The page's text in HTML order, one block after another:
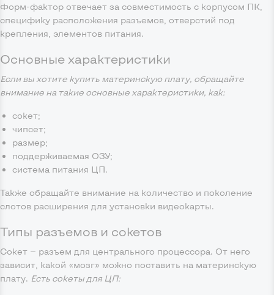
Форм-фактор отвечает за совместимость с корпусом ПК,
специфику расположения разъемов, отверстий под
крепления, элементов питания.
Основные характеристики
Если вы хотите купить материнскую плату, обращайте
внимание на такие основные характеристики, как:
сокет;
чипсет;
размер;
поддерживаемая ОЗУ;
система питания ЦП.
Также обращайте внимание на количество и поколение
слотов расширения для установки видеокарты.
Типы разъемов и сокетов
Сокет — разъем для центрального процессора. От него
зависит, какой «мозг» можно поставить на материнскую
плату. Есть сокеты для ЦП: